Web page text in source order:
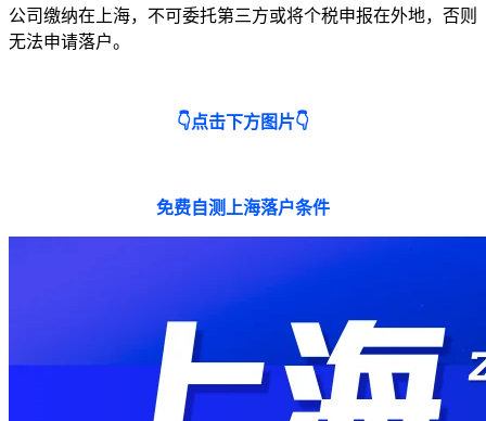
公司缴纳在上海，不可委托第三方或将个税申报在外地，否则
无法申请落户。
👇点击下方图片👇
免费自测上海落户条件